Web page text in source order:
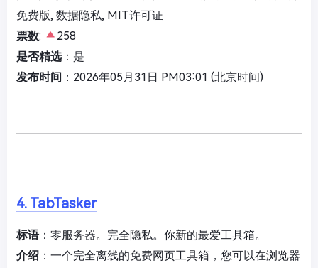
免费版, 数据隐私, MIT许可证
票数:
258
是否精选：是
发布时间 ：2026年05月31日 PM03:01 (北京时间)
4. TabTasker
标语：零服务器。完全隐私。你新的最爱工具箱。
介绍 ：一个完全离线的免费网页工具箱，您可以在浏览器